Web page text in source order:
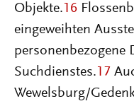
Objekte.16
eingeweihten
personenbezogene
Suchdienstes.17
Wewelsburg/